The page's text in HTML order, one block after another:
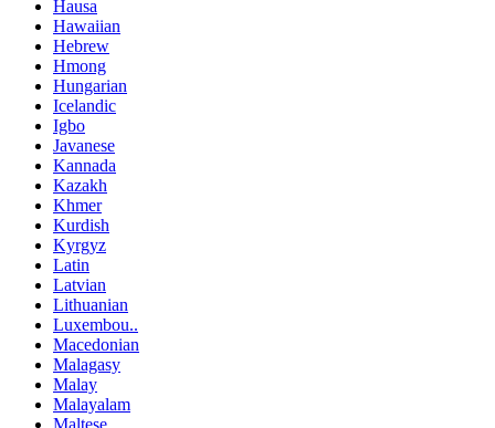
Hausa
Hawaiian
Hebrew
Hmong
Hungarian
Icelandic
Igbo
Javanese
Kannada
Kazakh
Khmer
Kurdish
Kyrgyz
Latin
Latvian
Lithuanian
Luxembou..
Macedonian
Malagasy
Malay
Malayalam
Maltese